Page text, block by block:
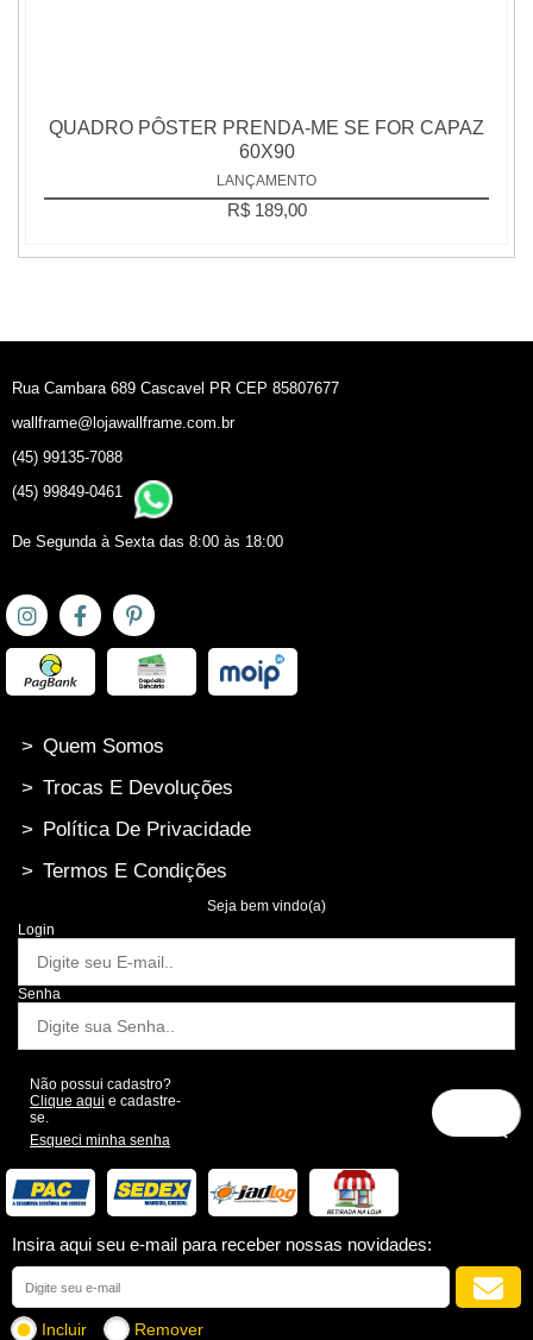
QUADRO PÔSTER PRENDA-ME SE FOR CAPAZ
60X90
LANÇAMENTO
R$ 189,00
Rua Cambara 689 Cascavel PR CEP 85807677
wallframe@lojawallframe.com.br
(45) 99135-7088
(45) 99849-0461
De Segunda à Sexta das 8:00 às 18:00
> Quem Somos
> Trocas E Devoluções
> Política De Privacidade
> Termos E Condições
Seja bem vindo(a)
Login
Senha
Não possui cadastro?
Clique aqui e cadastre-
se.
Esqueci minha senha
Insira aqui seu e-mail para receber nossas novidades:
Incluir Remover